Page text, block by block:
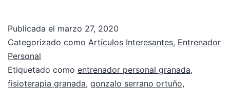
Publicada el marzo 27, 2020
Categorizado como Artículos Interesantes, Entrenador
Personal
Etiquetado como entrenador personal granada,
fisioterapia granada, gonzalo serrano ortuño,